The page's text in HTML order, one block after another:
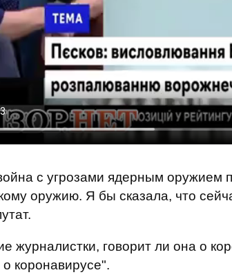
с угрозами ядерным оружием
оружию. Я бы сказала, что
журналистки, говорит ли она о
коронавирусе".